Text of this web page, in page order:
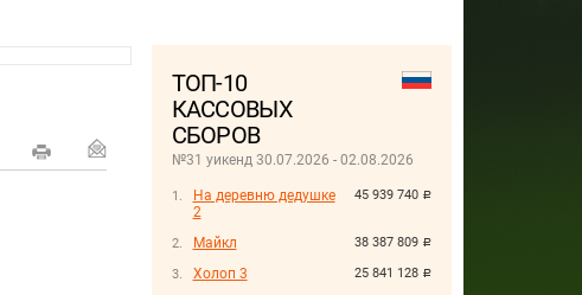
ТОП-10
КАССОВЫХ
СБОРОВ
№31 уикенд 30.07.2026 - 02.08.2026
45 939 740 руб.
На деревню дедушке
2
38 387 809 руб.
Майкл
25 841 128 руб.
Холоп 3